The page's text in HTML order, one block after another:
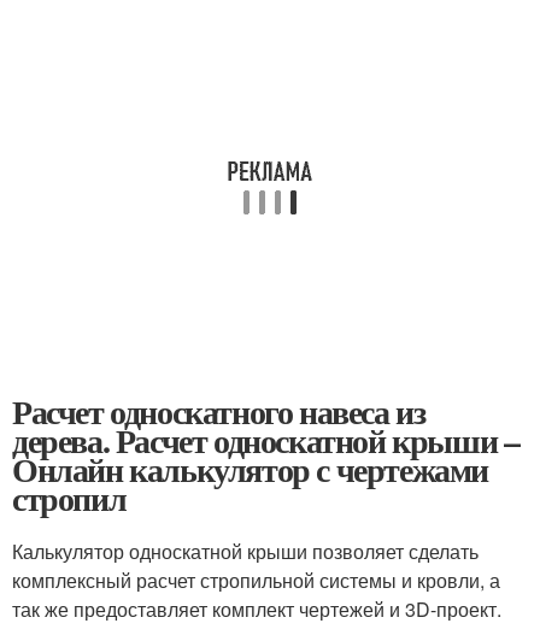
Расчет односкатного навеса из
дерева. Расчет односкатной крыши –
Онлайн калькулятор с чертежами
стропил
Калькулятор односкатной крыши позволяет сделать
комплексный расчет стропильной системы и кровли, а
так же предоставляет комплект чертежей и 3D-проект.